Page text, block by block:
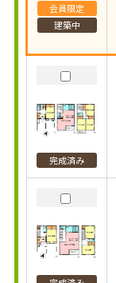
会員限定
建築中
完成済み